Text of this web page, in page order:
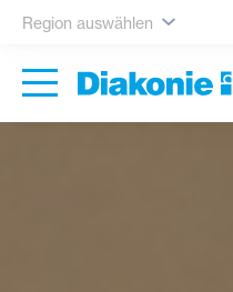
Region auswählen